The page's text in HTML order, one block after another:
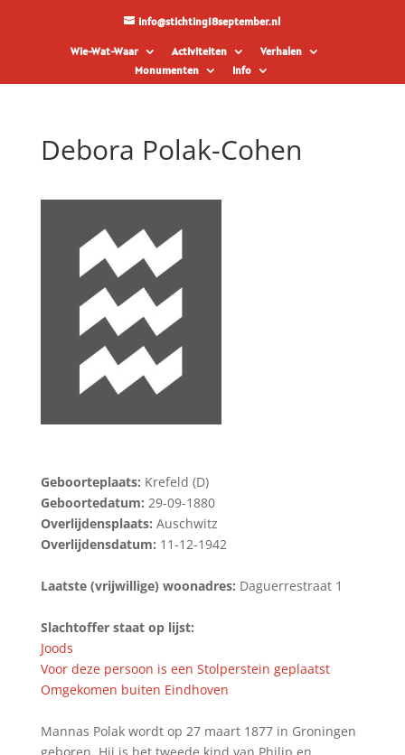
info@stichting18september.nl
Wie-Wat-Waar Activiteiten
Verhalen
Monumenten
Info
Debora Polak-Cohen
Geboorteplaats: Krefeld (D)
Geboortedatum: 29-09-1880
Overlijdensplaats: Auschwitz
Overlijdensdatum: 11-12-1942
Laatste (vrijwillige) woonadres: Daguerrestraat 1
Slachtoffer staat op lijst:
Joods
Voor deze persoon is een Stolperstein geplaatst
Omgekomen buiten Eindhoven
Mannas Polak wordt op 27 maart 1877 in Groningen